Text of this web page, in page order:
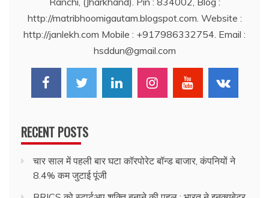
http://matribhoomigautam.blogspot.com. Website :
http://janlekh.com Mobile : +917986332754. Email :
hsddun@gmail.com
RECENT POSTS
चार साल में पहली बार घटा कॉरपोरेट बॉन्ड बाजार, कंपनियों ने
8.4% कम जुटाई पूंजी